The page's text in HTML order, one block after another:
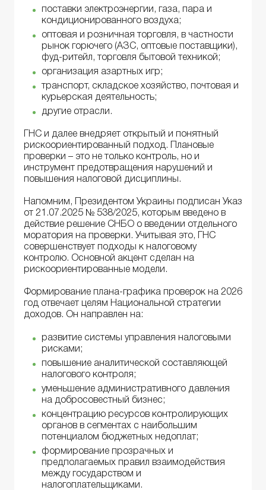
поставки электроэнергии, газа, пара и
кондиционированного воздуха;
оптовая и розничная торговля, в частности
рынок горючего (АЗС, оптовые поставщики),
фуд-ритейл, торговля бытовой техникой;
организация азартных игр;
транспорт, складское хозяйство, почтовая и
курьерская деятельность;
другие отрасли.
ГНС и далее внедряет открытый и понятный
рискоориентированный подход. Плановые
проверки – это не только контроль, но и
инструмент предотвращения нарушений и
повышения налоговой дисциплины.
Напомним, Президентом Украины подписан Указ
от 21.07.2025 № 538/2025, которым введено в
действие решение СНБО о введении отдельного
моратория на проверки. Учитывая это, ГНС
совершенствует подходы к налоговому
контролю. Основной акцент сделан на
рискоориентированные модели.
Формирование плана-графика проверок на 2026
год отвечает целям Национальной стратегии
доходов. Он направлен на:
развитие системы управления налоговыми
рисками;
повышение аналитической составляющей
налогового контроля;
уменьшение административного давления
на добросовестный бизнес;
концентрацию ресурсов контролирующих
органов в сегментах с наибольшим
потенциалом бюджетных недоплат;
формирование прозрачных и
предполагаемых правил взаимодействия
между государством и
налогоплательщиками.